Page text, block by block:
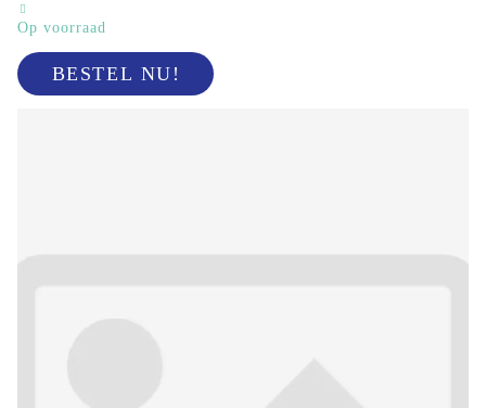
Op voorraad
BESTEL NU!